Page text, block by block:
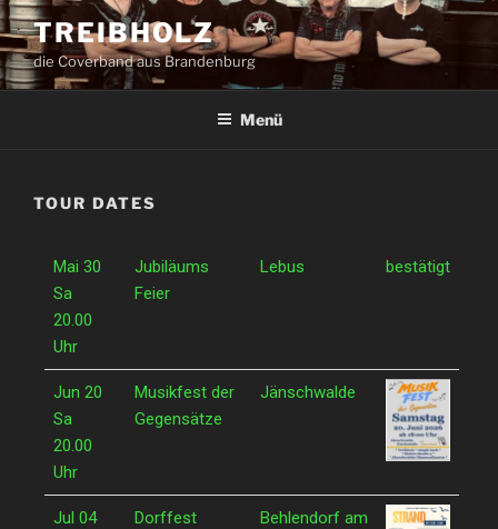
TREIBHOLZ
die Coverband aus Brandenburg
Menü
TOUR DATES
Mai 30
Sa
20.00
Uhr
Jubiläums
Feier
Lebus bestätigt
Jun 20
Sa
20.00
Uhr
Musikfest der
Gegensätze
Jänschwalde
Jul 04
Dorffest
Behlendorf am